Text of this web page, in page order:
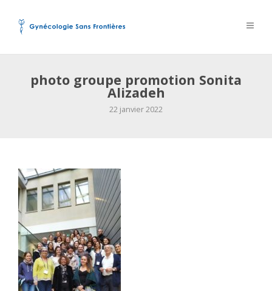
photo groupe promotion Sonita
Alizadeh
22 janvier 2022